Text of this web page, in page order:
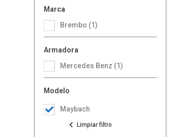
Marca
Brembo (1)
Armadora
Mercedes Benz (1)
Modelo
Maybach